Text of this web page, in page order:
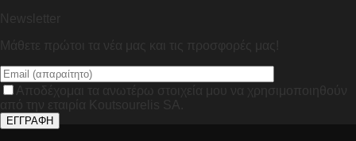
Newsletter
Μάθετε πρώτοι τα νέα μας και τις προσφορές μας!
Αποδέχομαι τα ανωτέρω στοιχεία μου να χρησιμοποιηθούν
από την εταιρία Koutsourelis SA.